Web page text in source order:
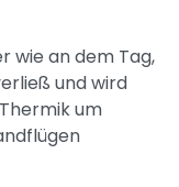
wie an dem Tag,
und wird
um